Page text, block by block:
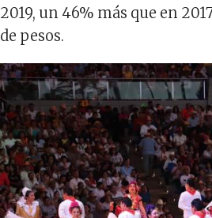
2019, un 46% más que en
de pesos.